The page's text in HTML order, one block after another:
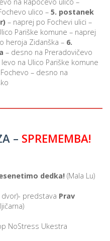
ulico – 5. postanek
– naprej po Fochevi ulici –
Pariške komune – naprej
heroja Zidanška – 6.
– desno na Preradovičevo
na Ulico Pariške komune
– desno na
– SPREMEMBA!
dedka! (Mala Lu)
dvor)- predstava Prav
NoStress Ukestra